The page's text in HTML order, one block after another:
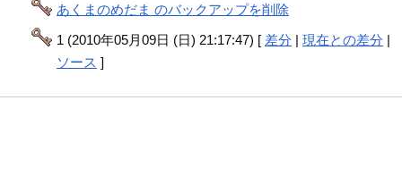
あくまのめだま のバックアップを削除
1 (2010年05月09日 (日) 21:17:47) [ 差分 |現在との差分 |
ソース ]